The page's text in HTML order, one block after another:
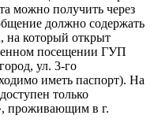
можно получить через
должно содержать
на который открыт
посещении ГУП
ул. 3-го
иметь паспорт). На
только
проживающим в г.